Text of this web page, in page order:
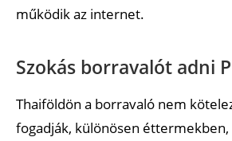
működik az internet.
Szokás borravalót adni
Thaiföldön a borravaló nem
fogadják, különösen éttermekben,